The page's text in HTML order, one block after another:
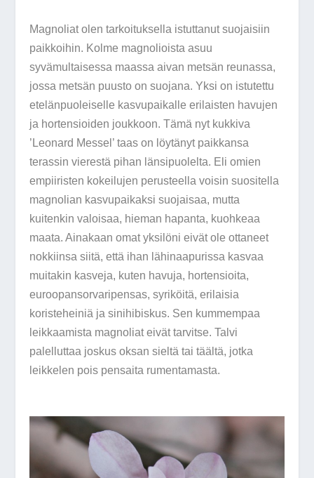
Magnoliat olen tarkoituksella istuttanut suojaisiin
paikkoihin. Kolme magnolioista asuu
syvämultaisessa maassa aivan metsän reunassa,
jossa metsän puusto on suojana. Yksi on istutettu
etelänpuoleiselle kasvupaikalle erilaisten havujen
ja hortensioiden joukkoon. Tämä nyt kukkiva
’Leonard Messel’ taas on löytänyt paikkansa
terassin vierestä pihan länsipuolelta. Eli omien
empiiristen kokeilujen perusteella voisin suositella
magnolian kasvupaikaksi suojaisaa, mutta
kuitenkin valoisaa, hieman hapanta, kuohkeaa
maata. Ainakaan omat yksilöni eivät ole ottaneet
nokkiinsa siitä, että ihan lähinaapurissa kasvaa
muitakin kasveja, kuten havuja, hortensioita,
euroopansorvaripensas, syriköitä, erilaisia
koristeheiniä ja sinihibiskus. Sen kummempaa
leikkaamista magnoliat eivät tarvitse. Talvi
palelluttaa joskus oksan sieltä tai täältä, jotka
leikkelen pois pensaita rumentamasta.